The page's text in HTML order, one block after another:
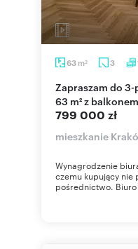
63 m2 3
Zapraszam do 3-pokojowego mieszkania
63 m² z
799 000 zł
mieszkanie
Wynagrodzenie
czemu kupujący nie
pośrednictwo.